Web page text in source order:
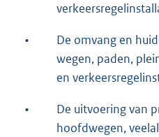
•
De omvang en
wegen, paden,
en
•
De uitvoering van
hoofdwegen,